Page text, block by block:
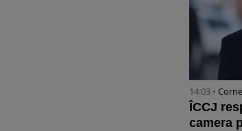
14:03 •
ÎCCJ
camera